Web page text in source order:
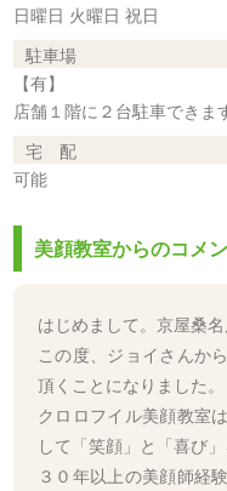
日曜日 火曜日 祝日
駐車場
【有】
店舗１階に２台駐車できま
宅 配
可能
美顔教室からのコメ
はじめまして。京屋桑名
この度、ジョイさんか
頂くことになりました。
クロロフイル美顔教室
して「笑顔」と「喜び
３０年以上の美顔師経